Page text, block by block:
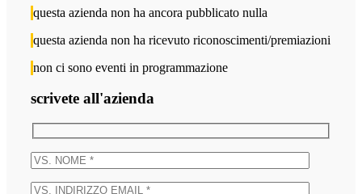
questa azienda non ha ancora pubblicato nulla
questa azienda non ha ricevuto riconoscimenti/premiazioni
non ci sono eventi in programmazione
scrivete all'azienda